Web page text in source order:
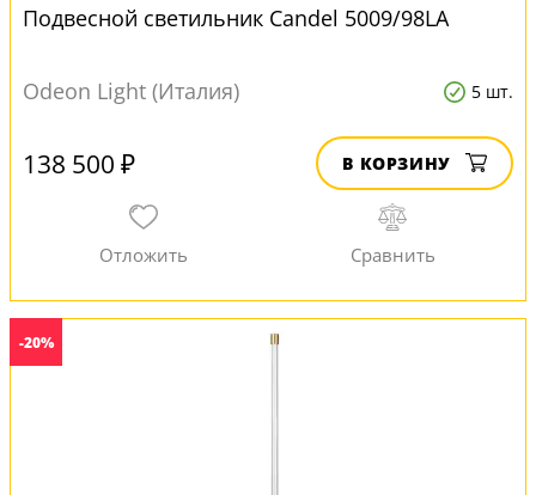
Подвесной светильник Candel 5009/98LA
Odeon Light (Италия) 5 шт.
138 500 ₽ В КОРЗИНУ
-20%